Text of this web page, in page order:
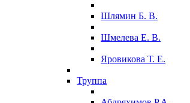
Шлямин Б. В.
Шмелева Е. В.
Яровикова Т. Е.
Труппа